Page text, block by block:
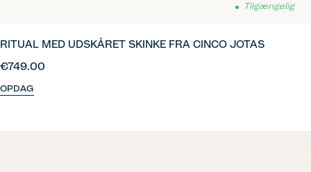
Tilgængelig
RITUAL MED UDSKÅRET SKINKE FRA CINCO JOTAS
€749.00
OPDAG